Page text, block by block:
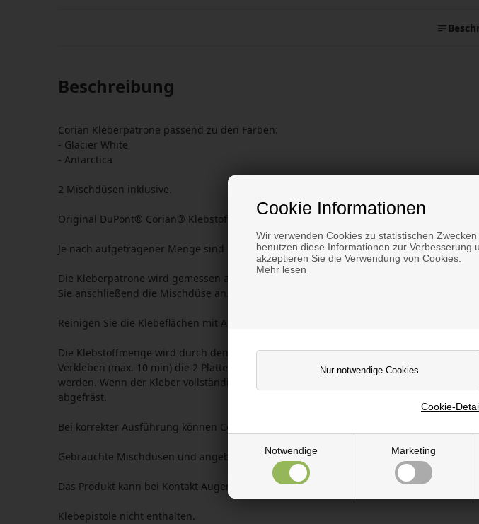
Cookie Informationen
Wir verwenden Cookies zu statistischen
benutzen diese Informationen zur Verbesserung
akzeptieren Sie die Verwendung von Cookies.
Mehr lesen
Notwendige Marketing
Cookie-
Beschreibung
Corian Kleberpatrone passend zu den Farben:
- Glacier White
- Antarctica
2 Mischdüsen inklusive.
Original DuPont® Corian® Klebstoff, geeignet für Original-Klebepistolen.
Je nach aufgetragener Menge sind in einer Kartusche ca. 4 Meter Klebstoff enthalten
Die Kleberpatrone wird gemessen an einer 12 mm Platte. Mit dem Griff pumpen, bis
Sie anschließend die Mischdüse an.
Reinigen Sie die Klebeflächen mit Aceton vor dem Auftragen des Klebers.
Die Klebstoffmenge wird durch den Griff dosiert. Achten Sie darauf, dass Sie eine
Verkleben (max. 10 min) die 2 Platten fest zusammendrücken. Achten Sie darauf,
werden. Wenn der Kleber vollständig ausgehärtet ist, nach etwa 60 Minuten können
abgefräst.
Bei korrekter Ausführung können Corianplatten praktisch ohne sichtbare Fugen
Gebrauchte Mischdüsen und angebrochener Klebstoff sollten entsorgt werden, da sie
Das Produkt kann bei Kontakt Augen- und Hautreizungen verursachen. Augenschutz
Klebepistole nicht enthalten.